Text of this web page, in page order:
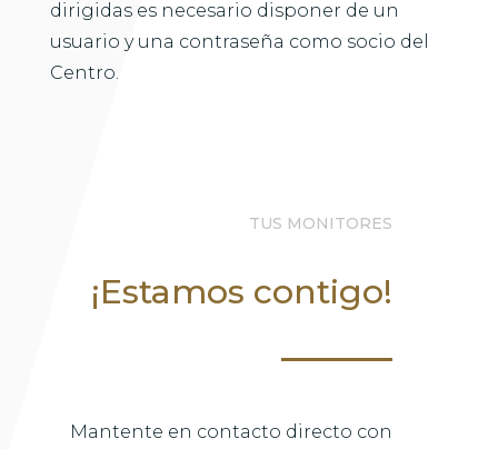
dirigidas es necesario disponer de un
usuario y una contraseña como socio del
Centro.
TUS MONITORES
¡Estamos contigo!
Mantente en contacto directo con